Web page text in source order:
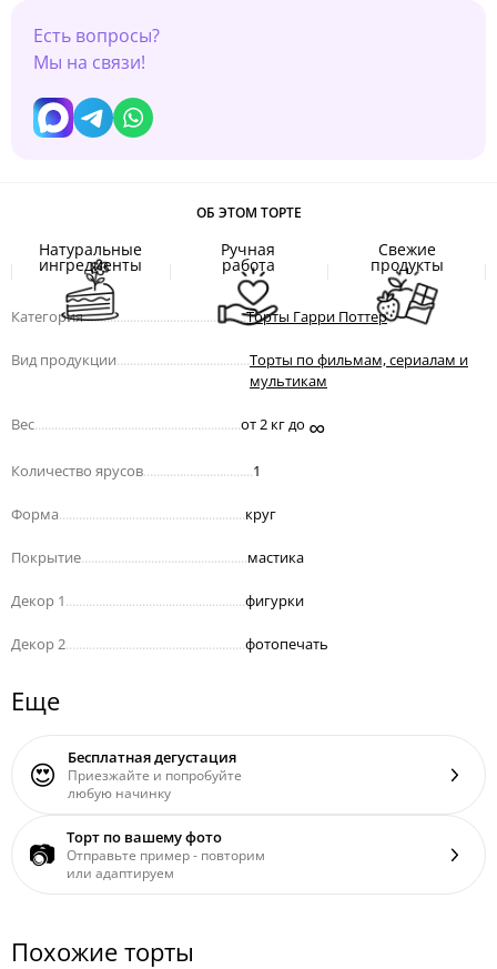
Есть вопросы?
Мы на связи!
ОБ ЭТОМ ТОРТЕ
Натуральные
ингредиенты
Ручная
работа
Свежие
продукты
Категория.................................................Торты Гарри Поттер
Вид продукции
Торты по фильмам, сериалам и
мультикам
Вес от 2 кг до ∞
Количество ярусов 1
Форма круг
Покрытие мастика
Декор 1 фигурки
Декор 2 фотопечать
Еще
😍 Бесплатная дегустация
Приезжайте и попробуйте
любую начинку
📷 Торт по вашему фото
Отправьте пример - повторим
или адаптируем
Похожие торты